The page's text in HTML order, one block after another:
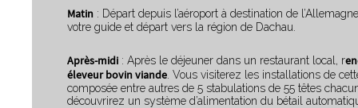
Matin : Départ depuis l’aéroport à destination de
votre guide et départ vers la région de Dachau.
Après-midi : Après le déjeuner dans un restaurant local, r
éleveur bovin viande . Vous visiterez les installations de
composée entre autres de 5 stabulations de 55 têtes
découvrirez un système d’alimentation du bétail